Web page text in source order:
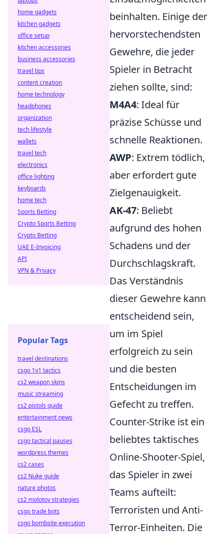
beinhalten. Einige der
hervorstechendsten
Gewehre, die jeder
Spieler in Betracht
ziehen sollte, sind:
M4A4: Ideal für
präzise Schüsse und
schnelle Reaktionen.
AWP: Extrem tödlich,
aber erfordert gute
Zielgenauigkeit.
AK-47: Beliebt
aufgrund des hohen
Schadens und der
Durchschlagskraft.
Das Verständnis
dieser Gewehre kann
entscheidend sein,
um im Spiel
erfolgreich zu sein
und die besten
Entscheidungen im
Gefecht zu treffen.
Counter-Strike ist ein
beliebtes taktisches
Online-Shooter-Spiel,
das Spieler in zwei
Teams aufteilt:
Terroristen und Anti-
Terror-Einheiten. Die
home gadgets
kitchen gadgets
office setup
kitchen accessories
business accessories
travel tips
content creation
home technology
headphones
organization
tech lifestyle
wallets
travel tech
electronics
office lighting
keyboards
home tech
Sports Betting
Crypto Sports Betting
Crypto Betting
UAE E-Invoicing
API
VPN & Privacy
Popular Tags
travel destinations
csgo 1v1 tactics
cs2 weapon skins
music streaming
cs2 pistols guide
entertainment news
csgo ESL
csgo tactical pauses
wordpress themes
cs2 cases
cs2 Nuke guide
nature photos
cs2 molotov strategies
csgo trade bots
csgo bombsite execution